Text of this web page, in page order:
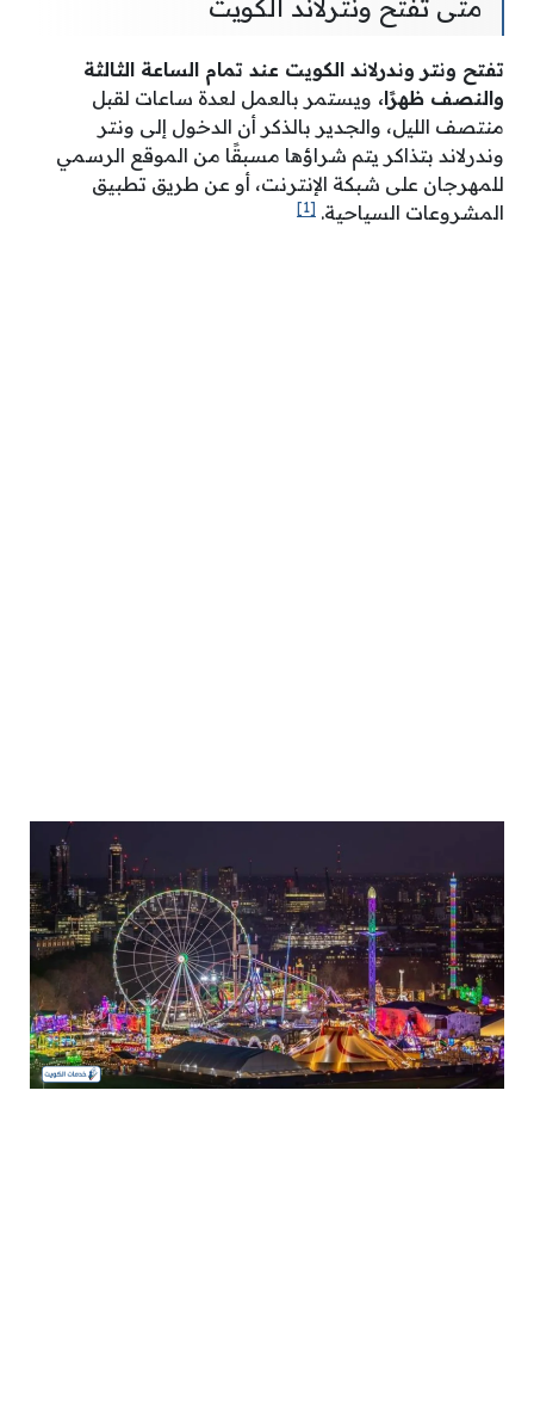
متى تفتح ونترلاند الكويت
تفتح ونتر وندرلاند الكويت عند تمام الساعة الثالثة
والنصف ظهرًا، ويستمر بالعمل لعدة ساعات لقبل
منتصف الليل، والجدير بالذكر أن الدخول إلى ونتر
وندرلاند بتذاكر يتم شراؤها مسبقًا من الموقع الرسمي
للمهرجان على شبكة الإنترنت، أو عن طريق تطبيق
المشروعات السياحية. [1]